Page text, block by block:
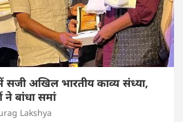
सजी अखिल भारतीय काव्य संध्या,
बांधा समां
Lakshya